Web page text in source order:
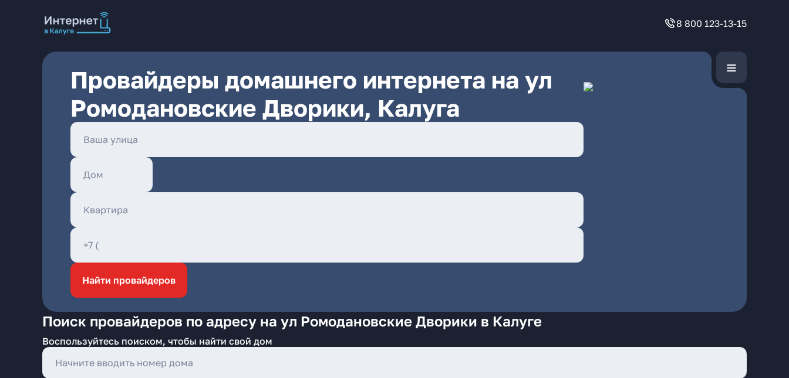
8 800 123-13-15
Провайдеры домашнего интернета на ул
Ромодановские Дворики, Калуга
Найти провайдеров
Поиск провайдеров по адресу на ул Ромодановские Дворики в Калуге
Воспользуйтесь поиском, чтобы найти свой дом